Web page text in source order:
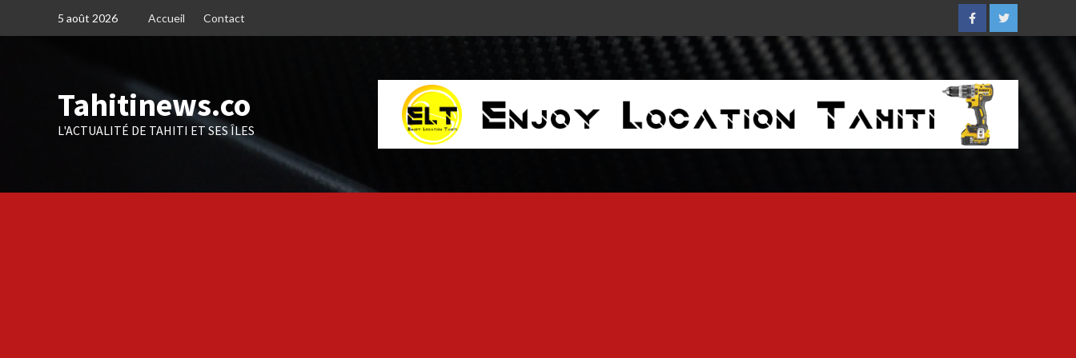
5 août 2026 Accueil Contact
FacebookTwitter
Tahitinews.co
L'ACTUALITÉ DE TAHITI ET SES ÎLES